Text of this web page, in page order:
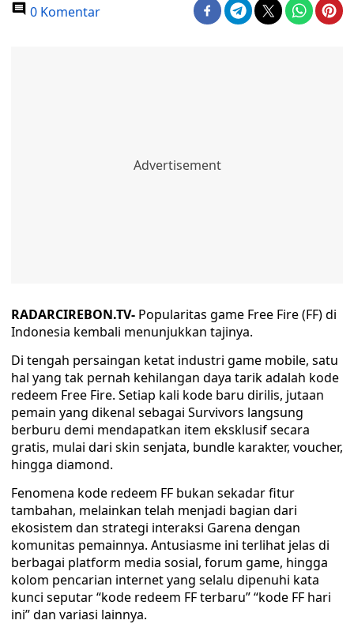
0 Komentar
RADARCIREBON.TV- Popularitas game Free Fire (FF) di
Indonesia kembali menunjukkan tajinya.
Di tengah persaingan ketat industri game mobile, satu
hal yang tak pernah kehilangan daya tarik adalah kode
redeem Free Fire. Setiap kali kode baru dirilis, jutaan
pemain yang dikenal sebagai Survivors langsung
berburu demi mendapatkan item eksklusif secara
gratis, mulai dari skin senjata, bundle karakter, voucher,
hingga diamond.
Fenomena kode redeem FF bukan sekadar fitur
tambahan, melainkan telah menjadi bagian dari
ekosistem dan strategi interaksi Garena dengan
komunitas pemainnya. Antusiasme ini terlihat jelas di
berbagai platform media sosial, forum game, hingga
kolom pencarian internet yang selalu dipenuhi kata
kunci seputar “kode redeem FF terbaru” “kode FF hari
ini” dan variasi lainnya.